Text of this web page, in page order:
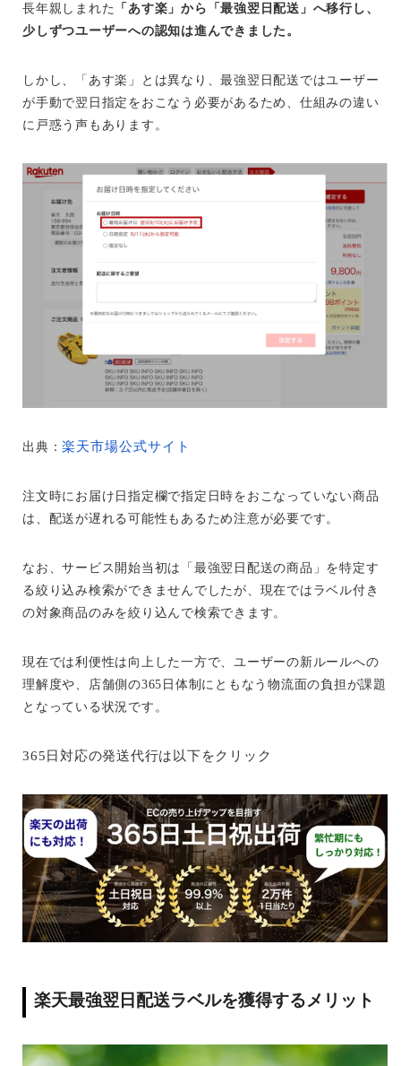
長年親しまれた
「あす楽」から「最強翌日配送」へ移行し、
少しずつユーザーへの認知は進んできました。
しかし、「あす楽」とは異なり、最強翌日配送ではユーザー
が手動で翌日指定をおこなう必要があるため、仕組みの違い
に戸惑う声もあります。
出典：楽天市場公式サイト
注文時にお届け日指定欄で指定日時をおこなっていない商品
は、配送が遅れる可能性もあるため注意が必要です。
なお、サービス開始当初は「最強翌日配送の商品」を特定す
る絞り込み検索ができませんでしたが、現在ではラベル付き
の対象商品のみを絞り込んで検索できます。
現在では利便性は向上した一方で、ユーザーの新ルールへの
理解度や、店舗側の365日体制にともなう物流面の負担が課題
となっている状況です。
365日対応の発送代行は以下をクリック
楽天最強翌日配送ラベルを獲得するメリット